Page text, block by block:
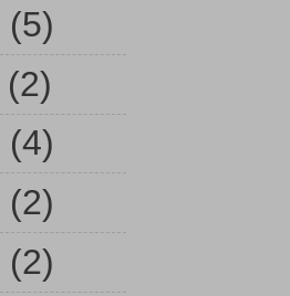
(5)
(2)
(4)
(2)
(2)